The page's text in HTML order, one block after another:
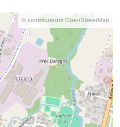
© contributeurs OpenStreetMap